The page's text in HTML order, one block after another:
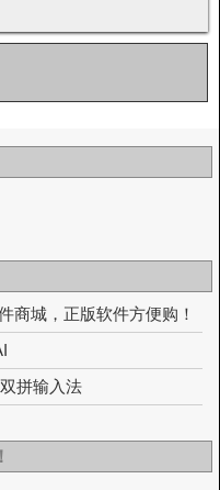
商城，正版软件方便购！
拼输入法